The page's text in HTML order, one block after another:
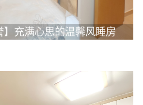
】充满心思的温馨风睡房